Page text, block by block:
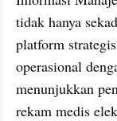
tidak hanya
platform
operasional
menunjukkan
rekam medis